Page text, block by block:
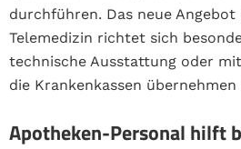
durchführen. Das neue
Telemedizin richtet sich
technische Ausstattung oder
die Krankenkassen übernehmen
Apotheken-Personal hilft